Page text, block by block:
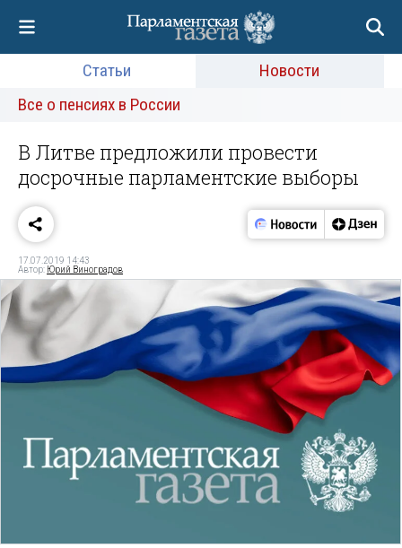
Статьи
Новости
Все о пенсиях в России
В Литве предложили провести
досрочные парламентские выборы
17.07.2019 14:43
Автор: Юрий Виноградов